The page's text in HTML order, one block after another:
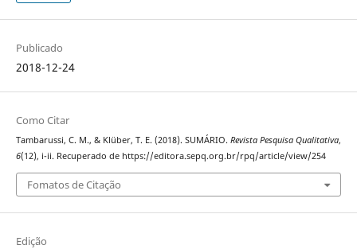
Publicado
2018-12-24
Como Citar
Tambarussi, C. M., & Klüber, T. E. (2018). SUMÁRIO. Revista Pesquisa Qualitativa,
6(12), i-ii. Recuperado de https://editora.sepq.org.br/rpq/article/view/254
Fomatos de Citação
Edição